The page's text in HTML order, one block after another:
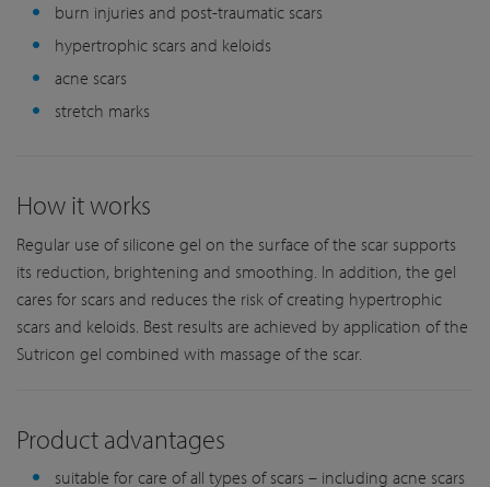
burn injuries and post-traumatic scars
hypertrophic scars and keloids
acne scars
stretch marks
How it works
Regular use of silicone gel on the surface of the scar supports
its reduction, brightening and smoothing. In addition, the gel
cares for scars and reduces the risk of creating hypertrophic
scars and keloids. Best results are achieved by application of the
Sutricon gel combined with massage of the scar.
Product advantages
suitable for care of all types of scars – including acne scars